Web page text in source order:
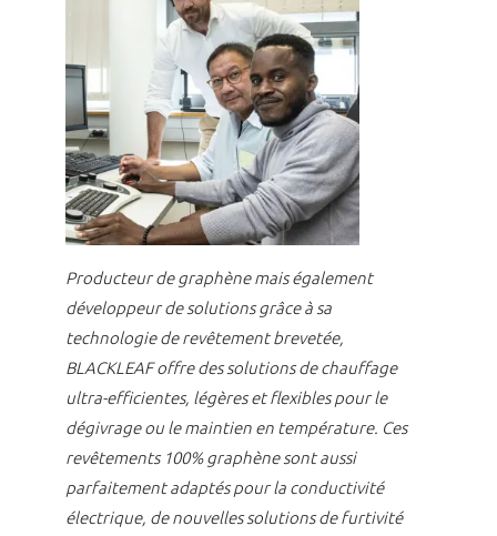
Producteur de graphène mais également
développeur de solutions grâce à sa
technologie de revêtement brevetée,
BLACKLEAF offre des solutions de chauffage
ultra-efficientes, légères et flexibles pour le
dégivrage ou le maintien en température. Ces
revêtements 100% graphène sont aussi
parfaitement adaptés pour la conductivité
électrique, de nouvelles solutions de furtivité